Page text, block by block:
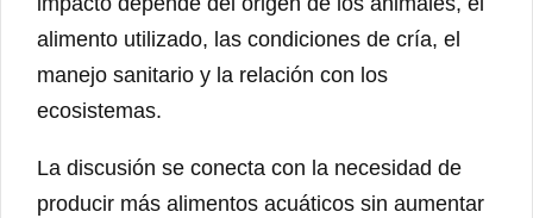
alimento utilizado, las condiciones de cría, el
manejo sanitario y la relación con los
ecosistemas.
La discusión se conecta con la necesidad de
producir más alimentos acuáticos sin aumentar